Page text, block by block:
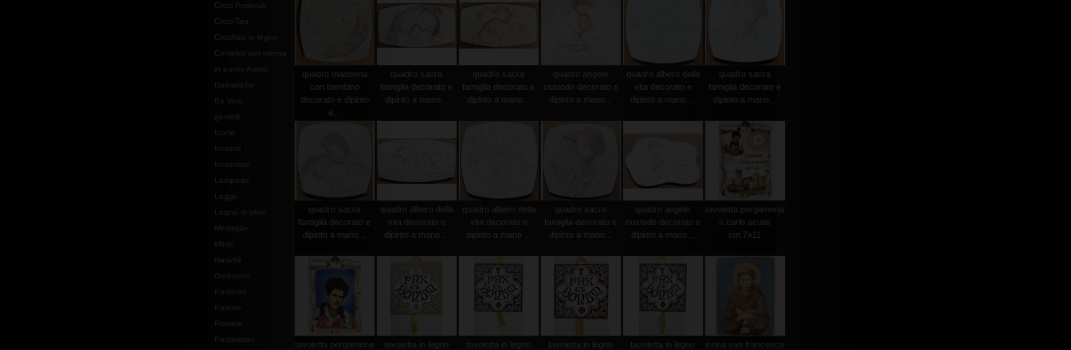
Croci Pettorali
Croci Tau
Crocifissi in legno
Completi per messa
in punto Assisi
Dalmatiche
Ex Voto
gemelli
Icone
Incensi
Incensieri
Lampade
Leggii
Legno di olivo
Medaglie
Mitrie
Natività
Ostensori
Pastorali
Patene
Pianete
Portaviatici
quadro madonna
con bambino
decorato e dipinto
a...
quadro sacra
famiglia decorato e
dipinto a mano...
quadro sacra
famiglia decorato e
dipinto a mano...
quadro angelo
custode decorato e
dipinto a mano...
quadro albero della
vita decorato e
dipinto a mano ...
quadro sacra
famiglia decorato e
dipinto a mano...
quadro sacra
famiglia decorato e
dipinto a mano...
quadro albero della
vita decorato e
dipinto a mano ...
quadro albero della
vita decorato e
dipinto a mano ...
quadro sacra
famiglia decorato e
dipinto a mano...
quadro angelo
custode decorato e
dipinto a mano...
tavoletta pergamena
s.carlo acutis
cm.7x11
tavoletta pergamena
tavoletta in legno
tavoletta in legno
tavoletta in legno
tavoletta in legno
icona san francesco